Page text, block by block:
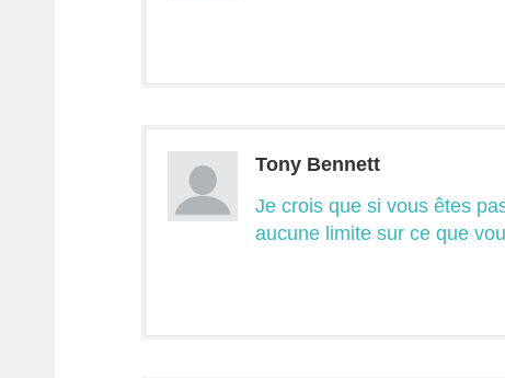
Tony Bennett
Je crois que si vous êtes
aucune limite sur ce que